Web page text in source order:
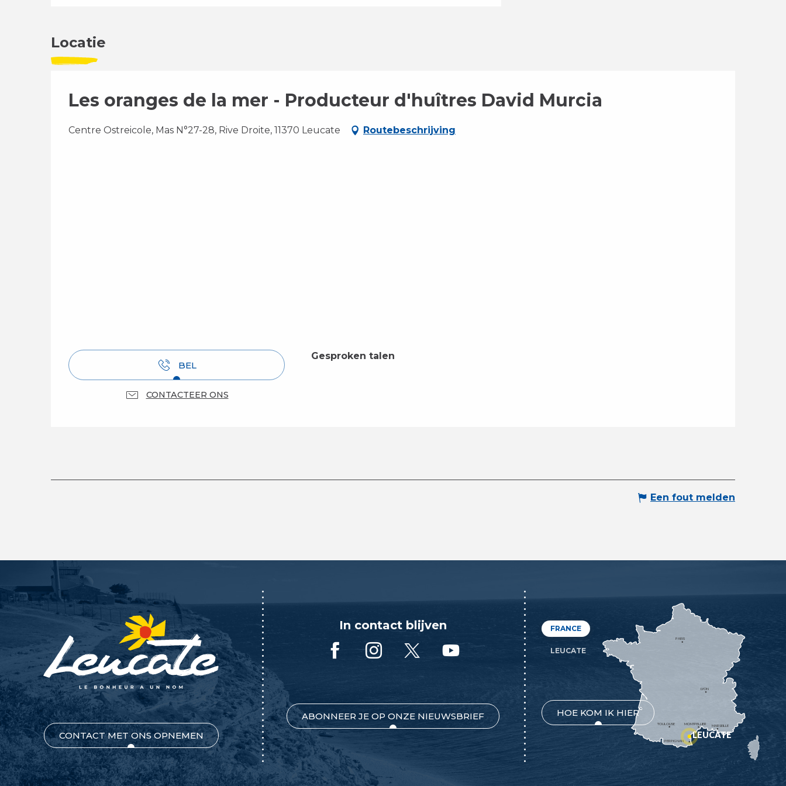
Locatie
Les oranges de la mer - Producteur d'huîtres David Murcia
Centre Ostreicole, Mas N°27-28, Rive Droite, 11370 Leucate Routebeschrijving
BEL
CONTACTEER ONS
Gesproken talen
Gesproken talen
Een fout melden
CONTACT MET ONS OPNEMEN
In contact blijven
ABONNEER JE OP ONZE NIEUWSBRIEF
FRANCE
LEUCATE
HOE KOM IK HIER
MONTPELLIER
PERPIGNAN
MARSEILLE
TOULOUSE
LYON
PARIS
LEUCATE